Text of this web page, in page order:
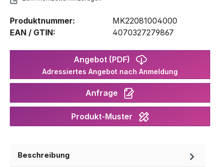
Produktnummer:
MK22081004000
EAN / GTIN:
4070327279867
Angebot (PDF)
Adressiertes Angebot nach Anmeldung
Anfrage
Produkt-Muster
Beschreibung